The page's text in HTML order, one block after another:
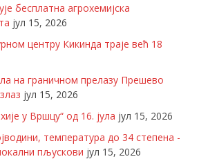
бесплатна агрохемијска
јул 15, 2026
центру Кикинда траје већ 18
на граничном прелазу Прешево
јул 15, 2026
у Вршцу“ од 16. јула јул 15, 2026
температура до 34 степена -
пљускови јул 15, 2026